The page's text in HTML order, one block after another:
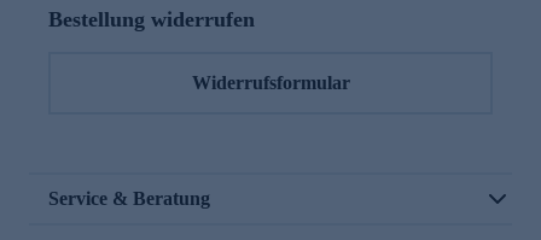
Bestellung widerrufen
Widerrufsformular
Service & Beratung